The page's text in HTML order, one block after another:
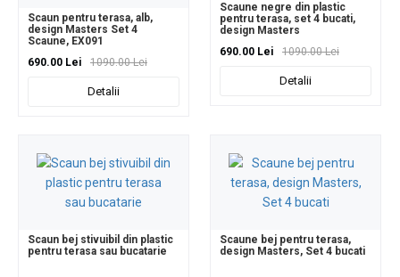
Scaun pentru terasa, alb,
design Masters Set 4
Scaune, EX091
690.00 Lei
1090.00 Lei
Detalii
Scaune negre din plastic
pentru terasa, set 4 bucati,
design Masters
690.00 Lei
1090.00 Lei
Detalii
Scaun bej stivuibil din plastic
pentru terasa sau bucatarie
Scaune bej pentru terasa,
design Masters, Set 4 bucati